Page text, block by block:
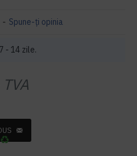
- 14 zile.
- Spune-ţi opinia
TVA